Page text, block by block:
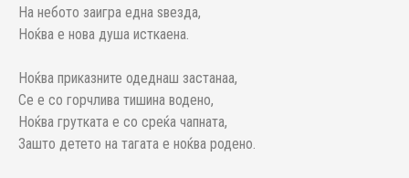
На небото заигра една ѕвезда,
Ноќва е нова душа исткаена.
Ноќва приказните одеднаш застанаа,
Се е со горчлива тишина водено,
Ноќва грутката е со среќа чапната,
Зашто детето на тагата е ноќва родено.